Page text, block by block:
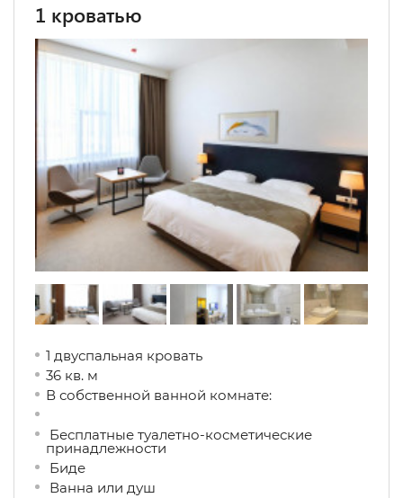
1 кроватью
1 двуспальная кровать
36 кв. м
В собственной ванной комнате:
Бесплатные туалетно-косметические
принадлежности
Биде
Ванна или душ